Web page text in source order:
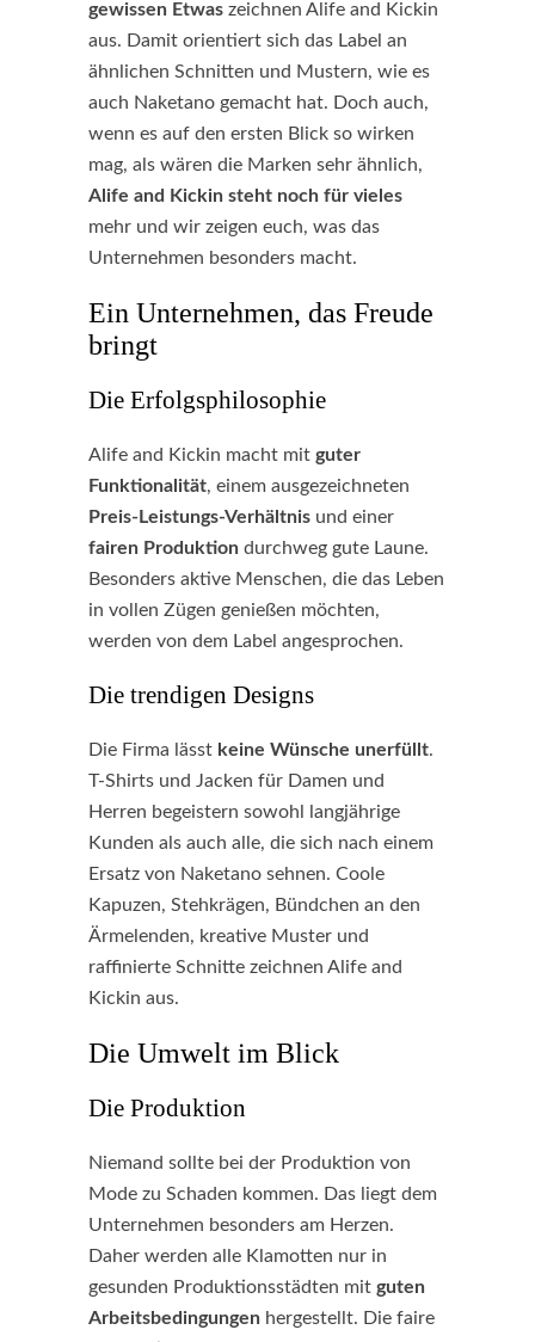
gewissen Etwas zeichnen Alife and Kickin
aus. Damit orientiert sich das Label an
ähnlichen Schnitten und Mustern, wie es
auch Naketano gemacht hat. Doch auch,
wenn es auf den ersten Blick so wirken
mag, als wären die Marken sehr ähnlich,
Alife and Kickin steht noch für vieles
mehr und wir zeigen euch, was das
Unternehmen besonders macht.
Ein Unternehmen, das Freude
bringt
Die Erfolgsphilosophie
Alife and Kickin macht mit guter
Funktionalität, einem ausgezeichneten
Preis-Leistungs-Verhältnis und einer
fairen Produktion durchweg gute Laune.
Besonders aktive Menschen, die das Leben
in vollen Zügen genießen möchten,
werden von dem Label angesprochen.
Die trendigen Designs
Die Firma lässt keine Wünsche unerfüllt.
T-Shirts und Jacken für Damen und
Herren begeistern sowohl langjährige
Kunden als auch alle, die sich nach einem
Ersatz von Naketano sehnen. Coole
Kapuzen, Stehkrägen, Bündchen an den
Ärmelenden, kreative Muster und
raffinierte Schnitte zeichnen Alife and
Kickin aus.
Die Umwelt im Blick
Die Produktion
Niemand sollte bei der Produktion von
Mode zu Schaden kommen. Das liegt dem
Unternehmen besonders am Herzen.
Daher werden alle Klamotten nur in
gesunden Produktionsstädten mit guten
Arbeitsbedingungen hergestellt. Die faire